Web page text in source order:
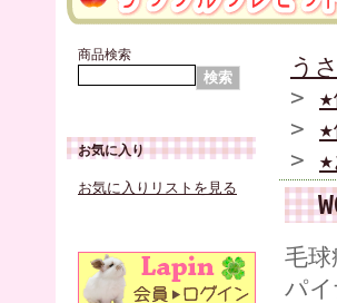
商品検索
お気に入り
お気に入りリストを見る
う
>
>
>
毛
パ